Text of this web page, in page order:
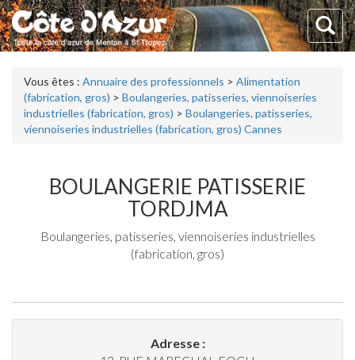
Vous êtes : Annuaire des professionnels > Alimentation
(fabrication, gros) > Boulangeries, patisseries, viennoiseries
industrielles (fabrication, gros) > Boulangeries, patisseries,
viennoiseries industrielles (fabrication, gros) Cannes
BOULANGERIE PATISSERIE
TORDJMA
Boulangeries, patisseries, viennoiseries industrielles
(fabrication, gros)
Adresse :